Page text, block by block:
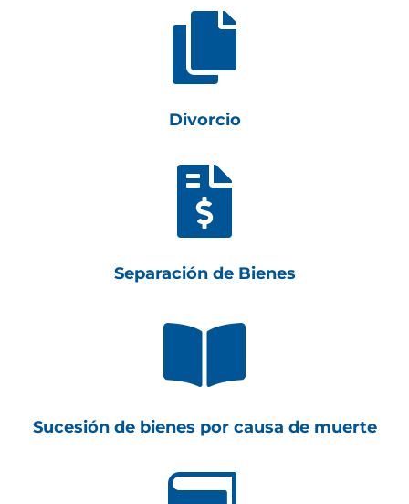

Divorcio

Separación de Bienes

Sucesión de bienes por causa de muerte